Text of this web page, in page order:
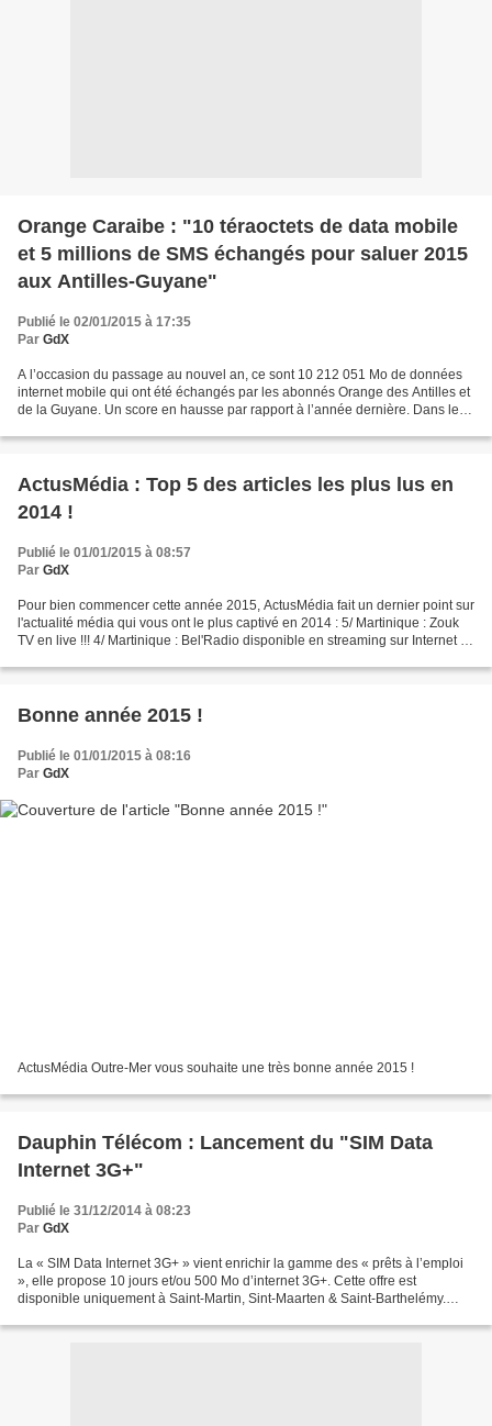
Orange Caraibe : "10 téraoctets de data mobile
et 5 millions de SMS échangés pour saluer 2015
aux Antilles-Guyane"
Publié le 02/01/2015 à 17:35
Par GdX
A l’occasion du passage au nouvel an, ce sont 10 212 051 Mo de données
internet mobile qui ont été échangés par les abonnés Orange des Antilles et
de la Guyane. Un score en hausse par rapport à l’année dernière. Dans le
ActusMédia : Top 5 des articles les plus lus en
2014 !
Publié le 01/01/2015 à 08:57
Par GdX
Pour bien commencer cette année 2015, ActusMédia fait un dernier point sur
l'actualité média qui vous ont le plus captivé en 2014 : 5/ Martinique : Zouk
TV en live !!! 4/ Martinique : Bel'Radio disponible en streaming sur Internet 3/
Bonne année 2015 !
Publié le 01/01/2015 à 08:16
Par GdX
ActusMédia Outre-Mer vous souhaite une très bonne année 2015 !
Dauphin Télécom : Lancement du "SIM Data
Internet 3G+"
Publié le 31/12/2014 à 08:23
Par GdX
La « SIM Data Internet 3G+ » vient enrichir la gamme des « prêts à l’emploi
», elle propose 10 jours et/ou 500 Mo d’internet 3G+. Cette offre est
disponible uniquement à Saint-Martin, Sint-Maarten & Saint-Barthelémy.